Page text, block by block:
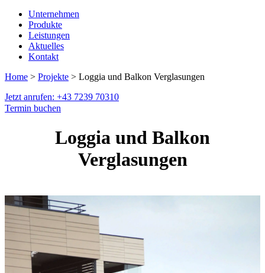
Unternehmen
Produkte
Leistungen
Aktuelles
Kontakt
Home > Projekte > Loggia und Balkon Verglasungen
Jetzt anrufen: +43 7239 70310
Termin buchen
Loggia und Balkon
Verglasungen